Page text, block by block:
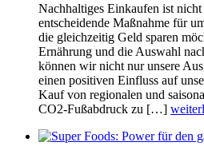
Nachhaltiges Einkaufen ist
entscheidende Maßnahme für
die gleichzeitig Geld sparen
Ernährung und die Auswahl
können wir nicht nur unsere
einen positiven Einfluss auf
Kauf von regionalen und
CO2-Fußabdruck zu […]